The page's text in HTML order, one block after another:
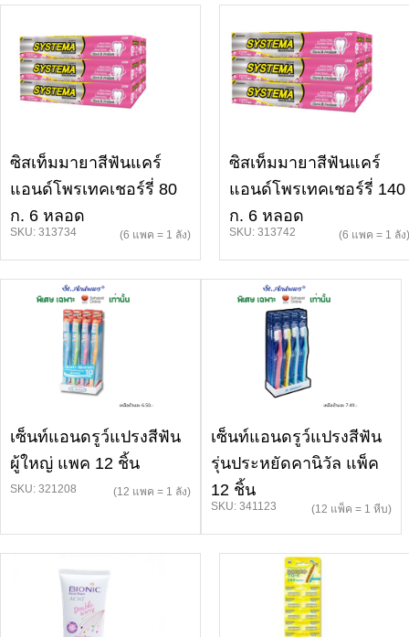
ซิสเท็มมายาสีฟันแคร์
แอนด์โพรเทคเชอร์รี่ 80
ก. 6 หลอด
SKU: 313734 (6 แพค = 1 ลัง)
ซิสเท็มมายาสีฟันแคร์
แอนด์โพรเทคเชอร์รี่ 140
ก. 6 หลอด
SKU: 313742 (6 แพค = 1 ลัง)
เซ็นท์แอนดรูว์แปรงสีฟัน
ผู้ใหญ่ แพค 12 ชิ้น
SKU: 321208 (12 แพค = 1 ลัง)
เซ็นท์แอนดรูว์แปรงสีฟัน
รุ่นประหยัดคานิวัล แพ็ค
12 ชิ้น
SKU: 341123 (12 แพ็ค = 1 หีบ)